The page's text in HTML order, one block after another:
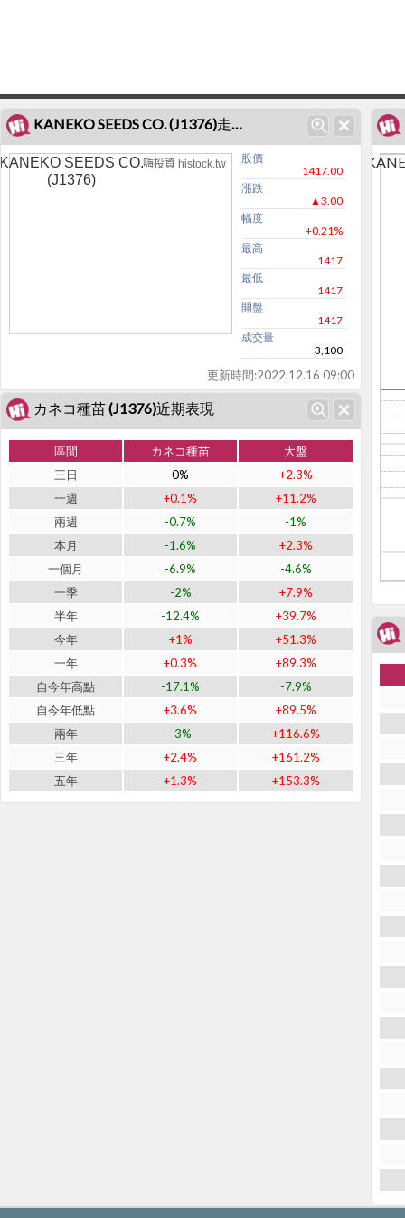
KANEKO SEEDS CO. (J1376)走勢圖
KANEKO SEEDS CO.
(J1376)
嗨投資 histock.tw
股價
1417.00
漲跌
▲3.00
幅度
+0.21%
最高
1417
最低
1417
開盤
1417
成交量
3,100
更新時間:2022.12.16 09:00
カネコ種苗 (J1376)近期表現
區間 カネコ種苗
大盤
三日
0%
+2.3%
一週
+0.1%
+11.2%
兩週
-0.7%
-1%
本月
-1.6%
+2.3%
一個月
-6.9%
-4.6%
一季
-2%
+7.9%
半年
-12.4%
+39.7%
今年
+1%
+51.3%
一年
+0.3%
+89.3%
自今年高點
-17.1%
-7.9%
自今年低點
+3.6%
+89.5%
兩年
-3%
+116.6%
三年
+2.4%
+161.2%
五年
+1.3% +153.3%